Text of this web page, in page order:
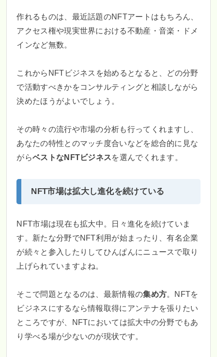
作れるものは、最近話題のNFTアートはもちろん、
アクセス権や現実世界における不動産・音楽・ドメ
インなど無数。
これからNFTビジネスを始めるとなると、どの分野
で活動すべきかをコンサルティングと相談しながら
決めたほうがよいでしょう。
その時々の流行や市場の分析も行ってくれますし、
あなたの特性とのマッチ度合いなどを総合的に見な
がらベストなNFTビジネス を選んでくれます。
NFT市場は拡大し進化を続けている
NFT市場は現在も拡大中。日々進化を続けていま
す。新たな分野でNFT利用が始まったり、有名企業
が続々と参入したりしてひんぱんにニュースで取り
上げられていますよね。
そこで問題となるのは、最新情報の集め方 。NFTを
ビジネスにするなら情報取得にアンテナを張りたい
ところですが、NFTにおいては拡大中の分野でもあ
り学べる場が少ないのが現状です。